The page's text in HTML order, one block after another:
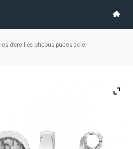
d’oreilles phebus puces acier